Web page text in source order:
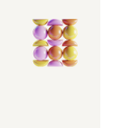
기